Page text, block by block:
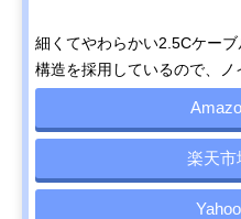
細くてやわらかい2.5Cケー
構造を採用しているので、ノ
楽天市